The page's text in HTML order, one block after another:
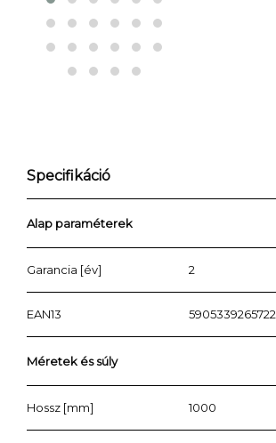
Specifikáció
Alap paraméterek
Garancia [év] 2
EAN13 5905339265722
Méretek és súly
Hossz [mm] 1000